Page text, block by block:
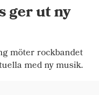
ger ut ny
möter rockbandet
med ny musik.